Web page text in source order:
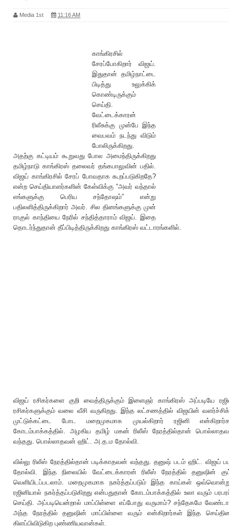
Media 1st 11:16 AM
காங்கிரசில்
சேரப்போகிறார் விஜய்.
இதுதான் தமிழ்நாட்டை
பிடித்து உலுக்கிக்
கொண்டிருக்கும்
செய்தி.
வேட்டைக்காரன்
ரிலீசுக்கு முன்பே இந்த
வைபவம் நடந்து விடும்
போலிருக்கிறது.
அதற்கு கட்டியம் கூறுவது போல அமைந்திருக்கிறது
தமிழ்நாடு காங்கிரஸ் தலைவர் தங்கபாலுவின் பதில்.
விஜய் காங்கிரசில் சேரப் போவதாக கூறப்படுகிறதே?
என்ற செய்தியாளர்களின் கேள்விக்கு “அவர் வந்தால்
எங்களுக்கு பெரிய சந்தோஷம்” என்று
பதிலளித்திருக்கிறார் அவர். சில தினங்களுக்கு முன்
ராகுல் காந்தியை நேரில் சந்தித்தாராம் விஜய். இதை
தொடர்ந்துதான் தீப்பிடித்திருக்கிறது காங்கிரஸ் வட்டாரங்களில்.
விஜய் ரசிகர்களை குறி வைத்திருக்கும் இளைஞர் காங்கிரஸ் அப்படியே
ரசிகர்களுக்கும் வலை வீசி வருகிறது. இந்த லட்சணத்தில் விஜயின்
முட்டுக்கட்டை போட மறைமுகமாக முயல்கிறார் ரஜினி
கோடம்பாக்கத்தில். அழகிய தமிழ் மகன் ரிலீஸ் நேரத்தில்தான்
வந்தது. பொல்லாதவன் ஹிட். அ.த.ம தோல்வி.
வில்லு ரிலீஸ் நேரத்தில்தான் படிக்காதவன் வந்தது. தனுஷ் படம் ஹிட். விஜய்
தோல்வி. இந்த நிலையில் வேட்டைக்காரன் ரிலீஸ் நேரத்தில் தனுஷின்
வெளியிடப்படலாம். மறைமுகமாக நகர்த்தப்படும் இந்த காய்கள்
ரஜினியால் நகர்த்தப்படுகிறது என்பதுதான் கோடம்பாக்கத்தில் உலா வரும்
செய்தி. அப்படியென்றால் மாப்பிள்ளை எப்போது வருமாம்? சந்தேகமே
அந்த நேரத்தில் தனுஷின் மாப்பிள்ளை வரும் என்கிறார்கள் இந்த
கிளப்பிவிடுகிற புண்ணியவான்கள்.